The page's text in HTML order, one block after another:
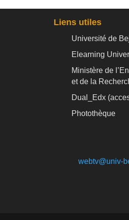
Liens utiles
Université de
Elearning
Ministère de
et de la
Dual_Edx (
Photothèque
webtv@univ-